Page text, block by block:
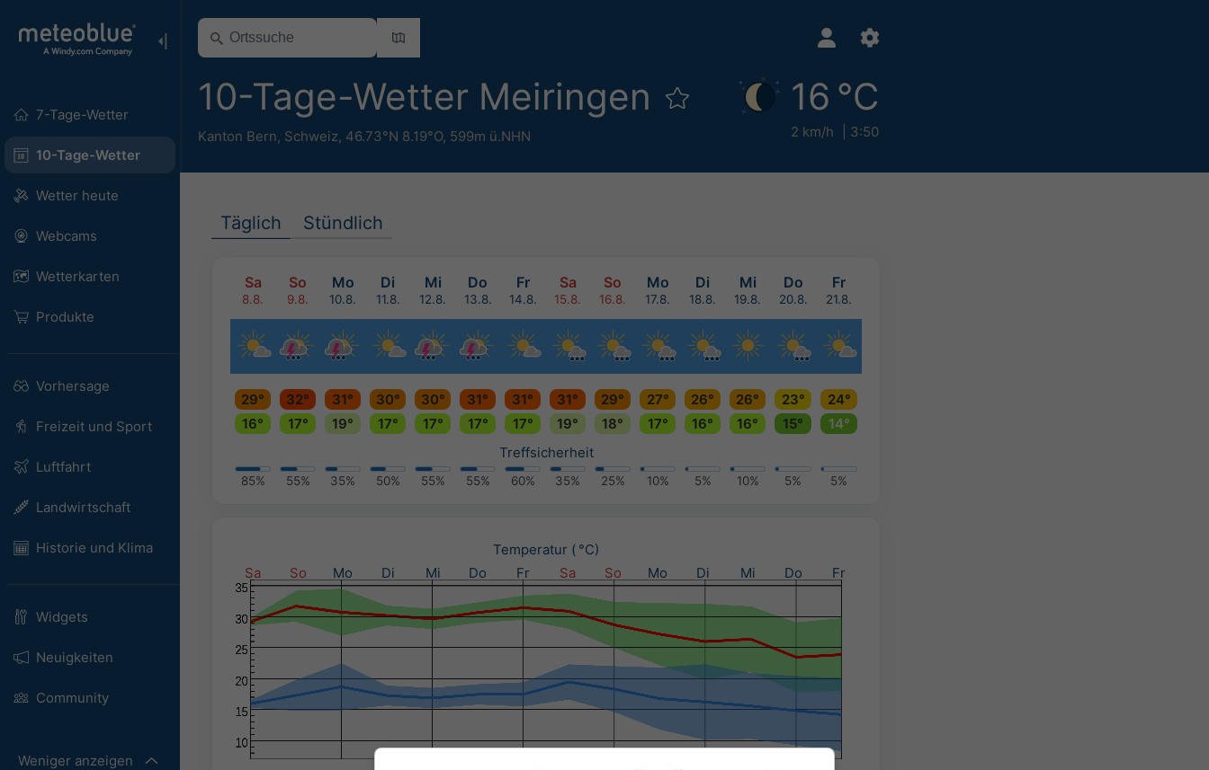
7-Tage-Wetter
10-Tage-Wetter
Wetter heute
Webcams
Wetterkarten
Produkte
Vorhersage
Freizeit und Sport
Luftfahrt
Landwirtschaft
Historie und Klima
Widgets
Neuigkeiten
Community
Weniger anzeigen
10-Tage-Wetter Meiringen
Kanton Bern, Schweiz, 46.73°N 8.19°O, 599m ü.NHN
16 °C
2 km/h 3:50
Täglich Stündlich
Sa So Mo Di Mi Do Fr Sa So Mo Di Mi Do Fr
8.8. 9.8. 10.8. 11.8. 12.8. 13.8. 14.8. 15.8. 16.8. 17.8. 18.8. 19.8. 20.8. 21.8.
29° 32° 31° 30° 30° 31° 31° 31° 29° 27° 26° 26° 23°
24°
16°
17° 19° 17° 17° 17° 17° 19° 18° 17° 16° 16° 15°
14°
Treffsicherheit
85% 55% 35% 50% 55% 55% 60% 35% 25% 10% 5% 10% 5% 5%
Temperatur ( °C)
Sa
So Mo Di Mi Do Fr Sa So Mo Di Mi Do Fr